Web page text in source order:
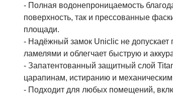
- Полная водонепроницаемость
поверхность, так и прессованные
площади.
- Надёжный замок Uniclic не допускает
ламелями и облегчает быструю и
- Запатентованный защитный слой
царапинам, истиранию и
- Подходит для любых помещений,